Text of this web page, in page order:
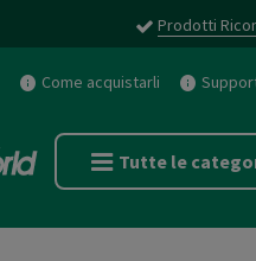
Prodotti
Come acquistarli
Tutte le